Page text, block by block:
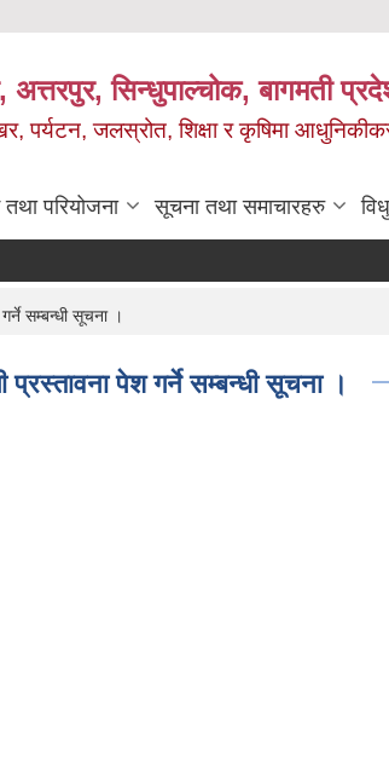
सिन्धुपाल्चोक, बागमती
पर्यटन, जलस्रोत, शिक्षा र कृषिमा
परियोजना सूचना तथा समाचारहरु
सम्बन्धी सूचना ।
पेश गर्ने सम्बन्धी सूचना ।